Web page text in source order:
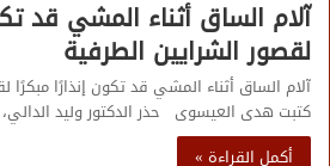
آلام الساق أثناء المشي قد
لقصور الشرايين الطرفية
آلام الساق أثناء المشي قد تكون إنذارًا مبكرًا
كتبت هدى العيسوى حذر الدكتور وليد
أكمل القراءة »